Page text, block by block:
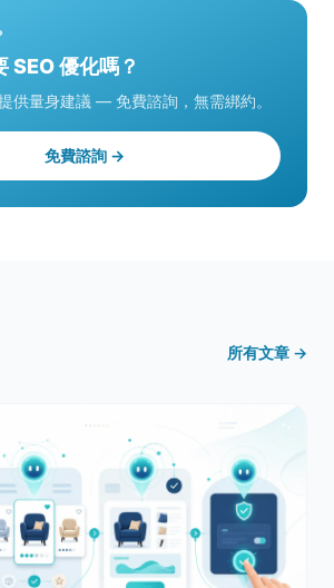
SEO 優化嗎？
供量身建議 — 免費諮詢，無需綁約。
免費諮詢 →
所有文章 →